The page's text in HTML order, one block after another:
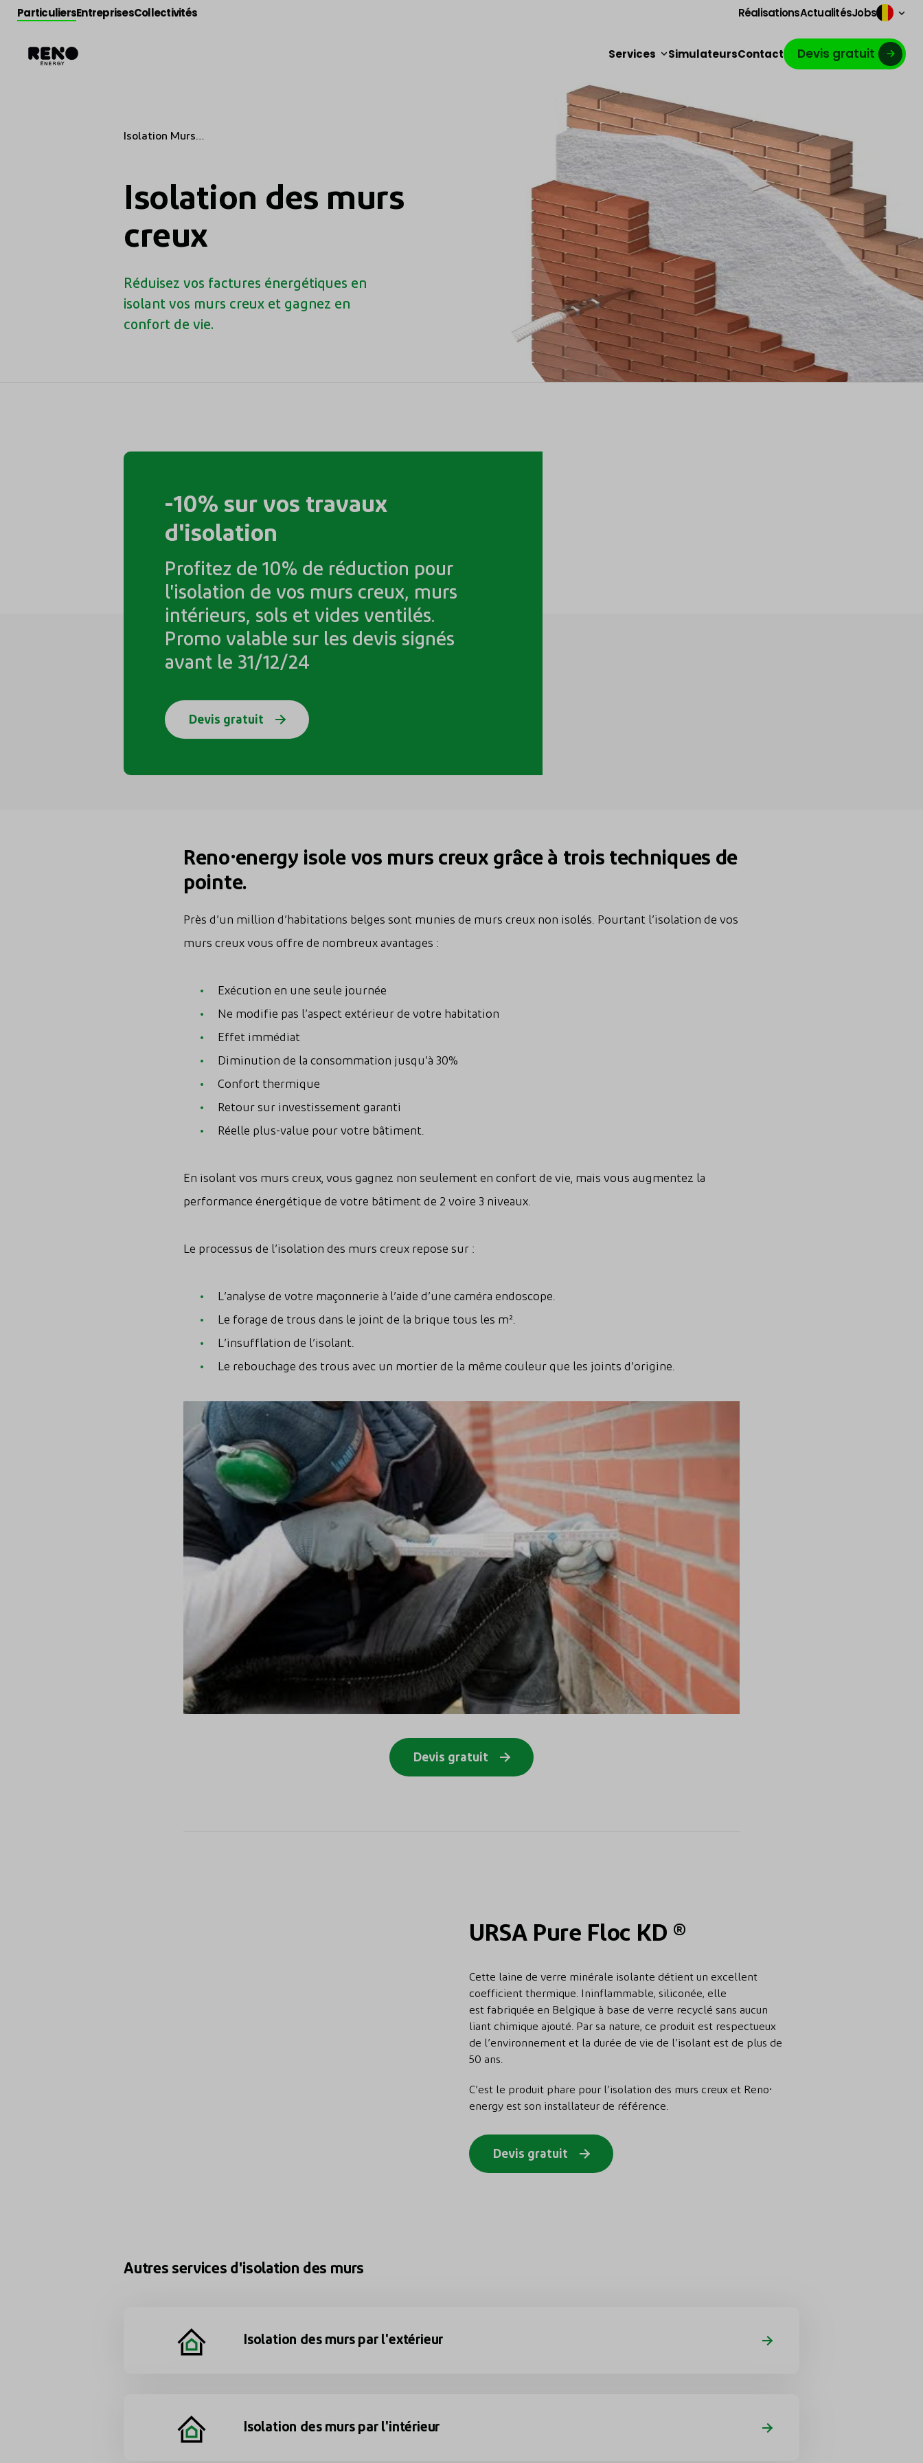
ParticuliersEntreprisesCollectivités RéalisationsActualitésJobs
Services SimulateursContact Devis gratuit
Isolation Murs
Isolation des murs
creux
Réduisez vos factures énergétiques en
isolant vos murs creux et gagnez en
confort de vie.
-10% sur vos travaux
d'isolation
Profitez de 10% de réduction pour
l'isolation de vos murs creux, murs
intérieurs, sols et vides ventilés.
Promo valable sur les devis signés
avant le 31/12/24
Devis gratuit
Aller
Reno⸱energy isole vos murs creux grâce à trois techniques de
pointe.
Près d’un million d’habitations belges sont munies de murs creux non isolés. Pourtant l’isolation de vos
murs creux vous offre de nombreux avantages :
Exécution en une seule journée
Ne modifie pas l’aspect extérieur de votre habitation
Effet immédiat
Diminution de la consommation jusqu’à 30%
Confort thermique
Retour sur investissement garanti
Réelle plus-value pour votre bâtiment.
En isolant vos murs creux, vous gagnez non seulement en confort de vie, mais vous augmentez la
performance énergétique de votre bâtiment de 2 voire 3 niveaux.
Le processus de l’isolation des murs creux repose sur :
L’analyse de votre maçonnerie à l’aide d’une caméra endoscope.
Le forage de trous dans le joint de la brique tous les m².
L’insufflation de l’isolant.
Le rebouchage des trous avec un mortier de la même couleur que les joints d’origine.
Devis gratuit
URSA Pure Floc KD ®
Cette laine de verre minérale isolante détient un excellent
coefficient thermique. Ininflammable, siliconée, elle
est fabriquée en Belgique à base de verre recyclé sans aucun
liant chimique ajouté. Par sa nature, ce produit est respectueux
de l’environnement et la durée de vie de l’isolant est de plus de
50 ans.
C’est le produit phare pour l’isolation des murs creux et Reno⸱
energy est son installateur de référence.
Devis gratuit
Autres services d'isolation des murs
Isolation des murs par l'extérieur
Isolation des murs par l'intérieur